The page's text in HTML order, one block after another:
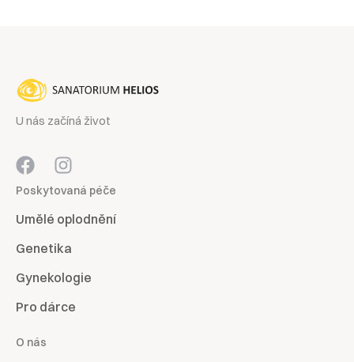
U nás začíná život
Poskytovaná péče
Umělé oplodnění
Genetika
Gynekologie
Pro dárce
O nás